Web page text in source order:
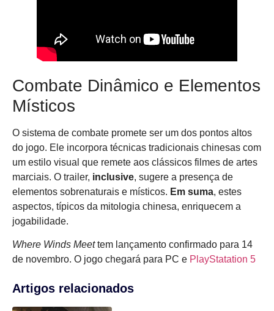
Combate Dinâmico e Elementos
Místicos
O sistema de combate promete ser um dos pontos altos
do jogo. Ele incorpora técnicas tradicionais chinesas com
um estilo visual que remete aos clássicos filmes de artes
marciais. O trailer, inclusive, sugere a presença de
elementos sobrenaturais e místicos. Em suma, estes
aspectos, típicos da mitologia chinesa, enriquecem a
jogabilidade.
Where Winds Meettem lançamento confirmado para 14
de novembro. O jogo chegará para PC e PlayStatation 5
Artigos relacionados